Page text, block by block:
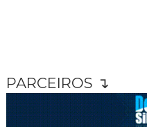
PARCEIROS ↴